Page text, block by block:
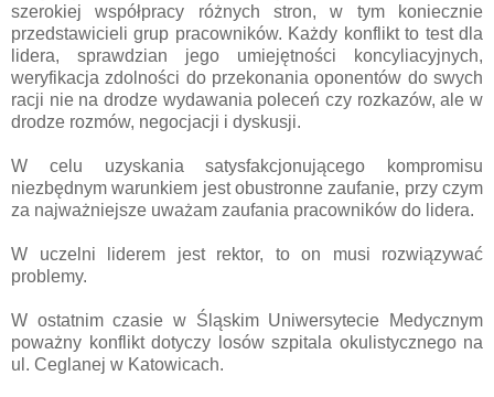
szerokiej współpracy różnych stron, w tym koniecznie
przedstawicieli grup pracowników. Każdy konflikt to test dla
lidera, sprawdzian jego umiejętności koncyliacyjnych,
weryfikacja zdolności do przekonania oponentów do swych
racji nie na drodze wydawania poleceń czy rozkazów, ale w
drodze rozmów, negocjacji i dyskusji.
W celu uzyskania satysfakcjonującego kompromisu
niezbędnym warunkiem jest obustronne zaufanie, przy czym
za najważniejsze uważam zaufania pracowników do lidera.
W uczelni liderem jest rektor, to on musi rozwiązywać
problemy.
W ostatnim czasie w Śląskim Uniwersytecie Medycznym
poważny konflikt dotyczy losów szpitala okulistycznego na
ul. Ceglanej w Katowicach.